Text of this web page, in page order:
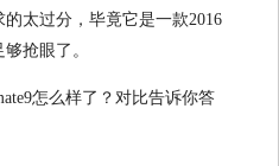
太过分，毕竟它是一款2016
抢眼了。